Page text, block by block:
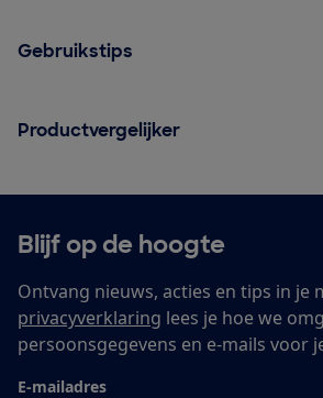
Gebruikstips
Productvergelijker
Blijf op de hoogte
Ontvang nieuws, acties en tips in je
privacyverklaring lees je hoe we
persoonsgegevens en e-mails voor
E-mailadres